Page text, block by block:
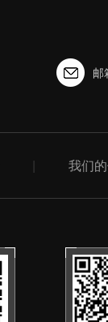
邮
| 我们